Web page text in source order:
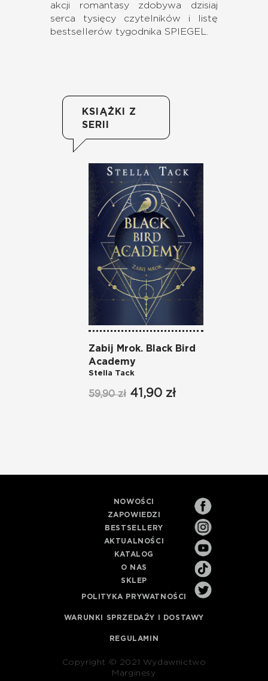
akcji romantasy zdobywa dzisiaj
serca tysięcy czytelników i listę
bestsellerów tygodnika SPIEGEL.
KSIĄŻKI Z
SERII
Zabij Mrok. Black Bird
Academy
Stella Tack
59,90 zł 41,90 zł
NOWOŚCI
ZAPOWIEDZI
BESTSELLERY
AKTUALNOŚCI
KATALOG
O NAS
SKLEP
POLITYKA PRYWATNOŚCI
WARUNKI SPRZEDAŻY I DOSTAWY
REGULAMIN
Copyright © 2021 Wydawnictwo
Marginesy